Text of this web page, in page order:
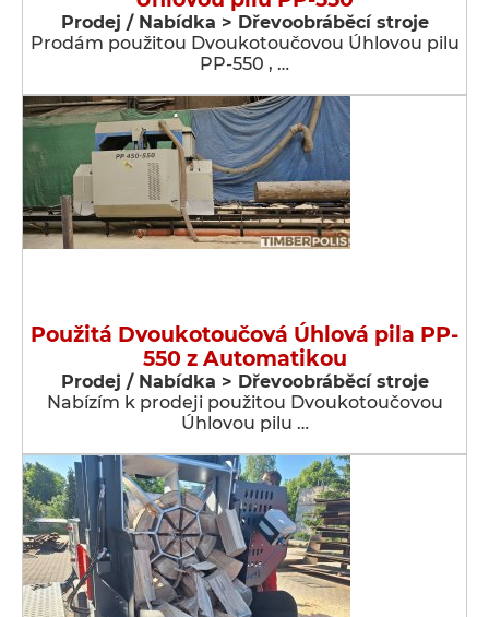
Prodej / Nabídka > Dřevoobráběcí stroje
Prodám použitou Dvoukotoučovou Úhlovou pilu
PP-550 , …
Použitá Dvoukotoučová Úhlová pila PP-
550 z Automatikou
Prodej / Nabídka > Dřevoobráběcí stroje
Nabízím k prodeji použitou Dvoukotoučovou
Úhlovou pilu …